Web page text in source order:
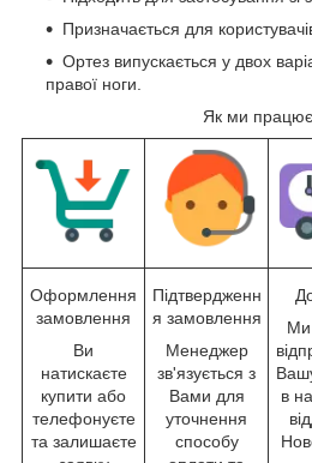
Призначається для
Ортез випускається у двох
правої ноги.
Як ми
Оформлення
замовлення
Ви
натискаєте
купити або
телефонуєте
та залишаєте
Підтвердженн
я замовлення
Менеджер
зв'язується з
Вами для
уточнення
способу
Ми
в